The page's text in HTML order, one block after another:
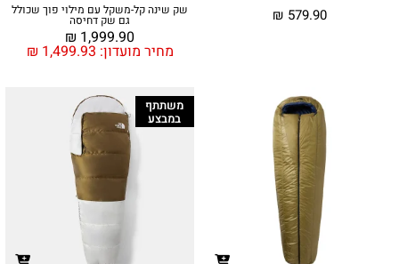
₪ 579.90 שק שינה קל-משקל עם מילוי פוך שכולל
גם שק דחיסה
מחיר מועדון: ₪ 1,499.93
₪ 1,999.90
משתתף
במבצע